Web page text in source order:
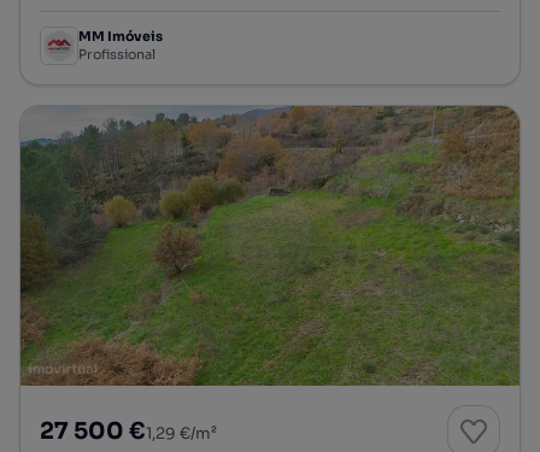
MM Imóveis
Profissional
27 500 €1,29 €/m²